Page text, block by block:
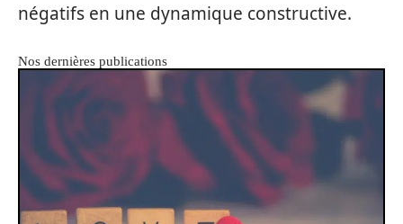
négatifs en une dynamique constructive.
Nos dernières publications